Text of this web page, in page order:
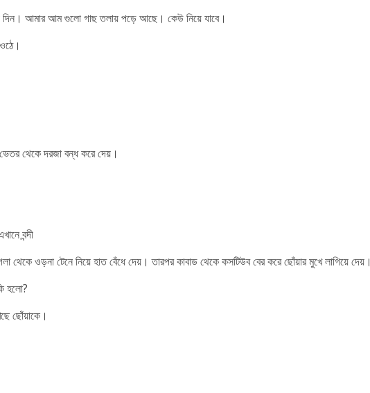
আমার আম গুলো গাছ তলায় পড়ে আছে। কেউ নিয়ে যাবে।
থেকে দরজা বন্ধ করে দেয়।
বন্দী
থেকে ওড়না টেনে নিয়ে হাত বেঁধে দেয়। তারপর কাবাড থেকে কসটিউব বের করে ছোঁয়ার মুখে লাগিয়ে দেয়।
হলো?
ছোঁয়াকে।